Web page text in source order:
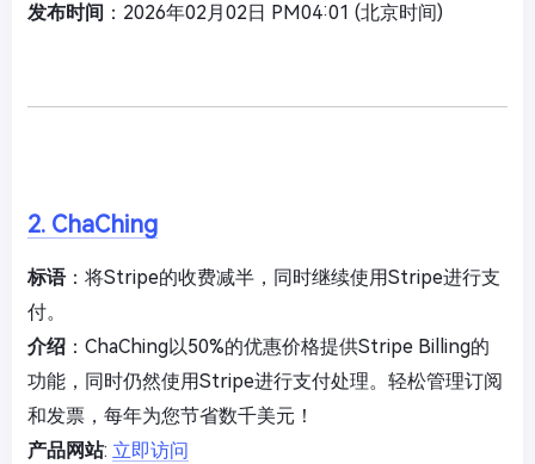
发布时间 ：2026年02月02日 PM04:01 (北京时间)
2. ChaChing
标语：将Stripe的收费减半，同时继续使用Stripe进行支
付。
介绍 ：ChaChing以50%的优惠价格提供Stripe Billing的
功能，同时仍然使用Stripe进行支付处理。轻松管理订阅
和发票，每年为您节省数千美元！
产品网站: 立即访问